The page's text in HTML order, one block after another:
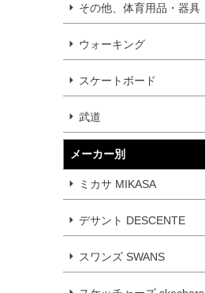
その他、体育用品・器具
ウォーキング
スケートボード
武道
メーカー別
ミカサ MIKASA
デサント DESCENTE
スワンズ SWANS